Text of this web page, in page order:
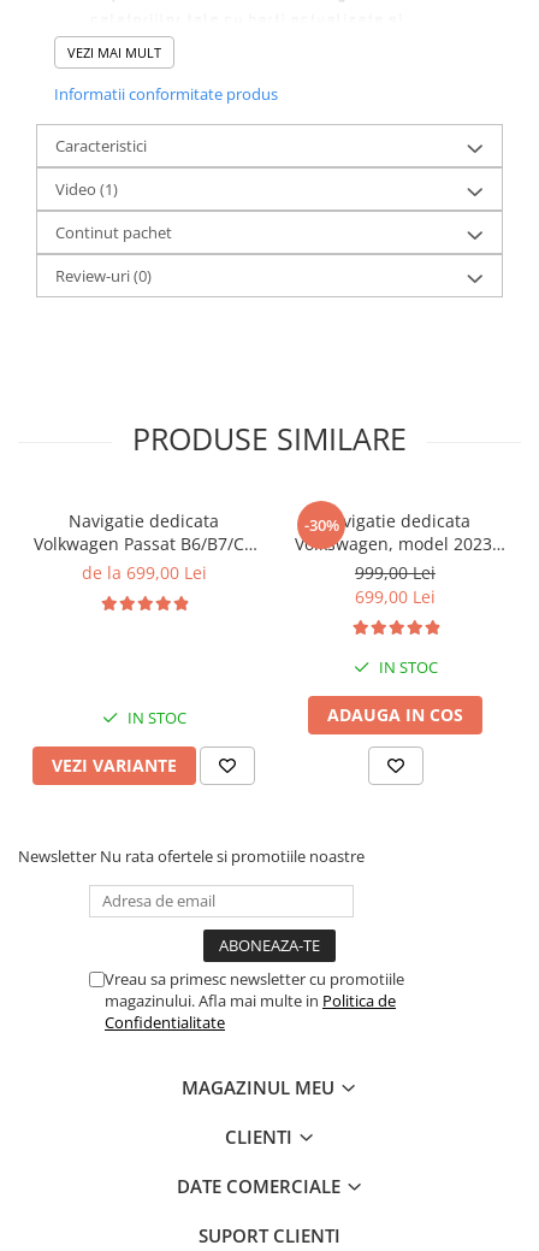
VEZI MAI MULT
Informatii conformitate produs
Caracteristici
Video (1)
Continut pachet
Review-uri(0)
PRODUSE SIMILARE
Navigatie dedicata
Volkwagen Passat B6/B7/CC
Gri, 4GB RAM 64GB ROM,
Display QLED 10", DSP,
de la 699,00 Lei
IN STOC
VEZI VARIANTE
-30%Navigatie dedicata
Volkswagen, model 2023,
4GB RAM 64GB ROM,
Quadcore, Android 14,
Display QLED 7", DSP,
Carplay&Android Auto,
Suport camere AHD
999,00 Lei
699,00 Lei
IN STOC
ADAUGA IN COS
Newsletter Nu rata ofertele si promotiile noastre
Vreau sa primesc newsletter cu promotiile
magazinului. Afla mai multe in Politica de
Confidentialitate
MAGAZINUL MEU
CLIENTI
DATE COMERCIALE
SUPORT CLIENTI